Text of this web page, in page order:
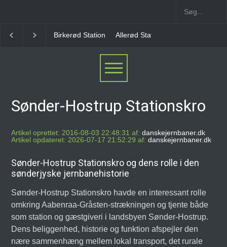
Allerød Station Favrholm Station
Sønder-Hostrup Stationskro
Artikel oprettet: 2016-08-03 22:48:31 af: danskejernbaner.dk
Artikel opdateret: 2026-07-17 21:52:29 af: danskejernbaner.dk
Sønder-Hostrup Stationskro og dens rolle i den
sønderjyske jernbanehistorie
Sønder-Hostrup Stationskro havde en interessant rolle
omkring Aabenraa-Gråsten-strækningen og tjente både
som station og gæstgiveri i landsbyen Sønder-Hostrup.
Dens beliggenhed, historie og funktion afspejler den
nære sammenhæng mellem lokal transport, det rurale